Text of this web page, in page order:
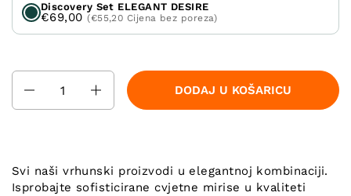
Discovery Set ELEGANT DESIRE
€69,00(€55,20 Cijena bez poreza)
DODAJ U KOŠARICU
Svi naši vrhunski proizvodi u elegantnoj kombinaciji.
Isprobajte sofisticirane cvjetne mirise u kvaliteti